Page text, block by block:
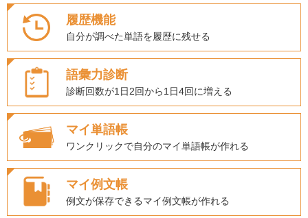
履歴機能
自分が調べた単語を履歴に残せる
語彙力診断
診断回数が1日2回から1日4回に増える
マイ単語帳
ワンクリックで自分のマイ単語帳が作れる
マイ例文帳
例文が保存できるマイ例文帳が作れる